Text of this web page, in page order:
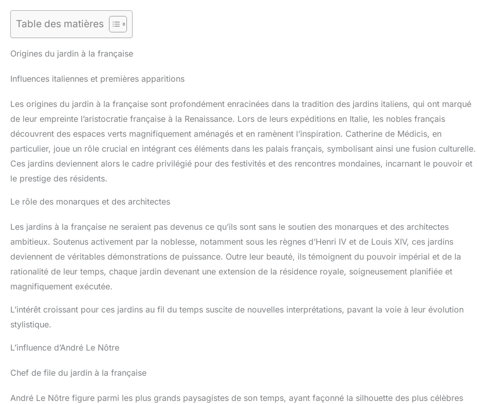
Table des matières
Origines du jardin à la française
Influences italiennes et premières apparitions
Les origines du jardin à la française sont profondément enracinées dans la tradition des jardins italiens, qui ont marqué
de leur empreinte l’aristocratie française à la Renaissance. Lors de leurs expéditions en Italie, les nobles français
découvrent des espaces verts magnifiquement aménagés et en ramènent l’inspiration. Catherine de Médicis, en
particulier, joue un rôle crucial en intégrant ces éléments dans les palais français, symbolisant ainsi une fusion culturelle.
Ces jardins deviennent alors le cadre privilégié pour des festivités et des rencontres mondaines, incarnant le pouvoir et
le prestige des résidents.
Le rôle des monarques et des architectes
Les jardins à la française ne seraient pas devenus ce qu’ils sont sans le soutien des monarques et des architectes
ambitieux. Soutenus activement par la noblesse, notamment sous les règnes d’Henri IV et de Louis XIV, ces jardins
deviennent de véritables démonstrations de puissance. Outre leur beauté, ils témoignent du pouvoir impérial et de la
rationalité de leur temps, chaque jardin devenant une extension de la résidence royale, soigneusement planifiée et
magnifiquement exécutée.
L’intérêt croissant pour ces jardins au fil du temps suscite de nouvelles interprétations, pavant la voie à leur évolution
stylistique.
L’influence d’André Le Nôtre
Chef de file du jardin à la française
André Le Nôtre figure parmi les plus grands paysagistes de son temps, ayant façonné la silhouette des plus célèbres